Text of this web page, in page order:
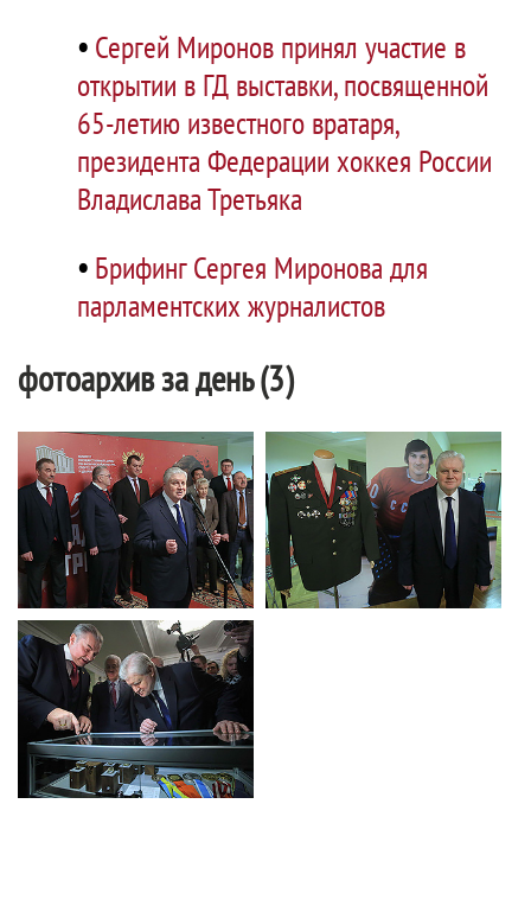
• Сергей Миронов принял участие в
открытии в ГД выставки, посвященной
65-летию известного вратаря,
президента Федерации хоккея России
Владислава Третьяка
• Брифинг Сергея Миронова для
парламентских журналистов
фотоархив за день (3)